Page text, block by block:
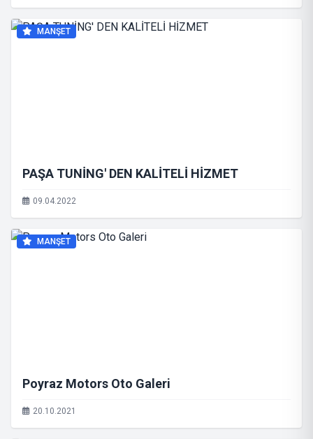
MANŞET
PAŞA TUNİNG' DEN KALİTELİ HİZMET
09.04.2022
MANŞET
Poyraz Motors Oto Galeri
20.10.2021